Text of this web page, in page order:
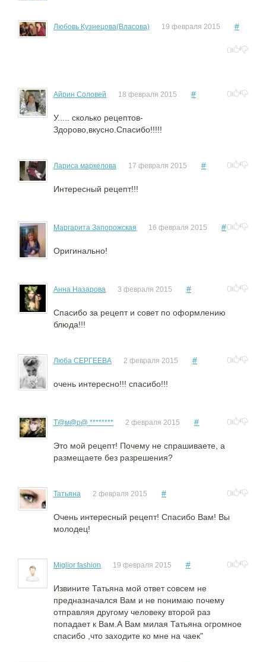
Любовь Кузнецова(Власова) 19 февраля 2015 #
0
Айрин Соловей 18 февраля 2015 # 0
У..... сколько рецептов-
Здорово,вкусно.Спасибо!!!!!
Лариса маркелова 17 февраля 2015 # 0
Интересный рецепт!!!
Маргарита Запорожская 16 февраля 2015 #0
Оригинально!
Анна Назарова 3 февраля 2015 # 0
Спасибо за рецепт и совет по оформлению
блюда!!!
Люба СЕРГЕЕВА 2 февраля 2015 # 0
очень интересно!!! спасибо!!!
Т@м@р@ ******** 2 февраля 2015 # 0
Это мой рецепт! Почему не спрашиваете, а
размещаете без разрешения?
Татьяна 2 февраля 2015 # 0
Очень интересный рецепт! Спасибо Вам! Вы
молодец!
Miglior fashion 19 февраля 2015 # 0
Извините Татьяна мой ответ совсем не
предназначался Вам и не понимаю почему
отправляя другому человеку второй раз
попадает к Вам.А Вам милая Татьяна огромное
спасибо ,что заходите ко мне на чаек"